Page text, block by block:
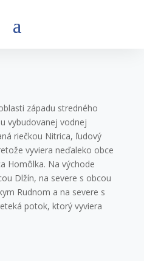
západu stredného
vybudovanej vodnej
riečkou Nitrica, ľudový
vyviera neďaleko obce
Homôlka. Na východe
Dlžín, na severe s obcou
Rudnom a na severe s
potok, ktorý vyviera